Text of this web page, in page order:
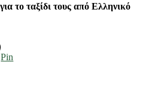
το ταξίδι τους από Ελληνικό
Pin